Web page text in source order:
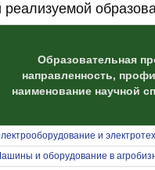
Образовательная
направленность,
наименование научной
и
и оборудование в